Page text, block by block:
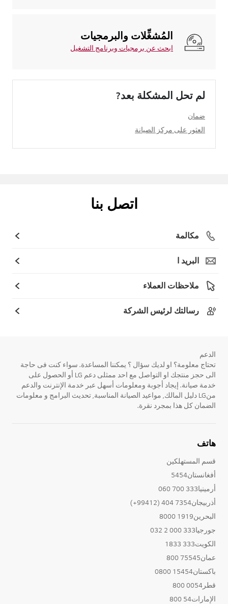
المُشغِّلات والبرمجيات
ابحث عن برمجيات وبرنامج التشغيل
لم تحل المشكلة بعد?
ضمان
العثور على مركز الصيانة
اتصل بنا
مكالمة
البريد ا
ملاحظات العملاء
رسالتك لرئيس الشركة
الدعم
تحتاج معلومة؟ او لديك سؤال ؟ يمكننا المساعدة. سواء كنت فى حاجة
الى حجز منتجك او التواصل مع احد ممثلى دعم LG أو الحصول على
خدمة صيانة. إيجاد أجوبة ومعلومات أسهل عبر خدمة الإنترنت والدعم
منLG دليل المالك, مواعيد الصيانة المناسبة, تحديث البرامج و معلومات
الضمان كل هذا بمجرد نقرة.
هاتف
قسم المستهلكين
أفغانستان5454
أرمينيا333 700 060
أذربيجان7354 404 (99412+)
البحرين1919 8000
جورجيا333 000 2 032
الكويت333 1833
عمان75545 800
باكستان15454 0800
قطر0054 800
الإمارات54 800